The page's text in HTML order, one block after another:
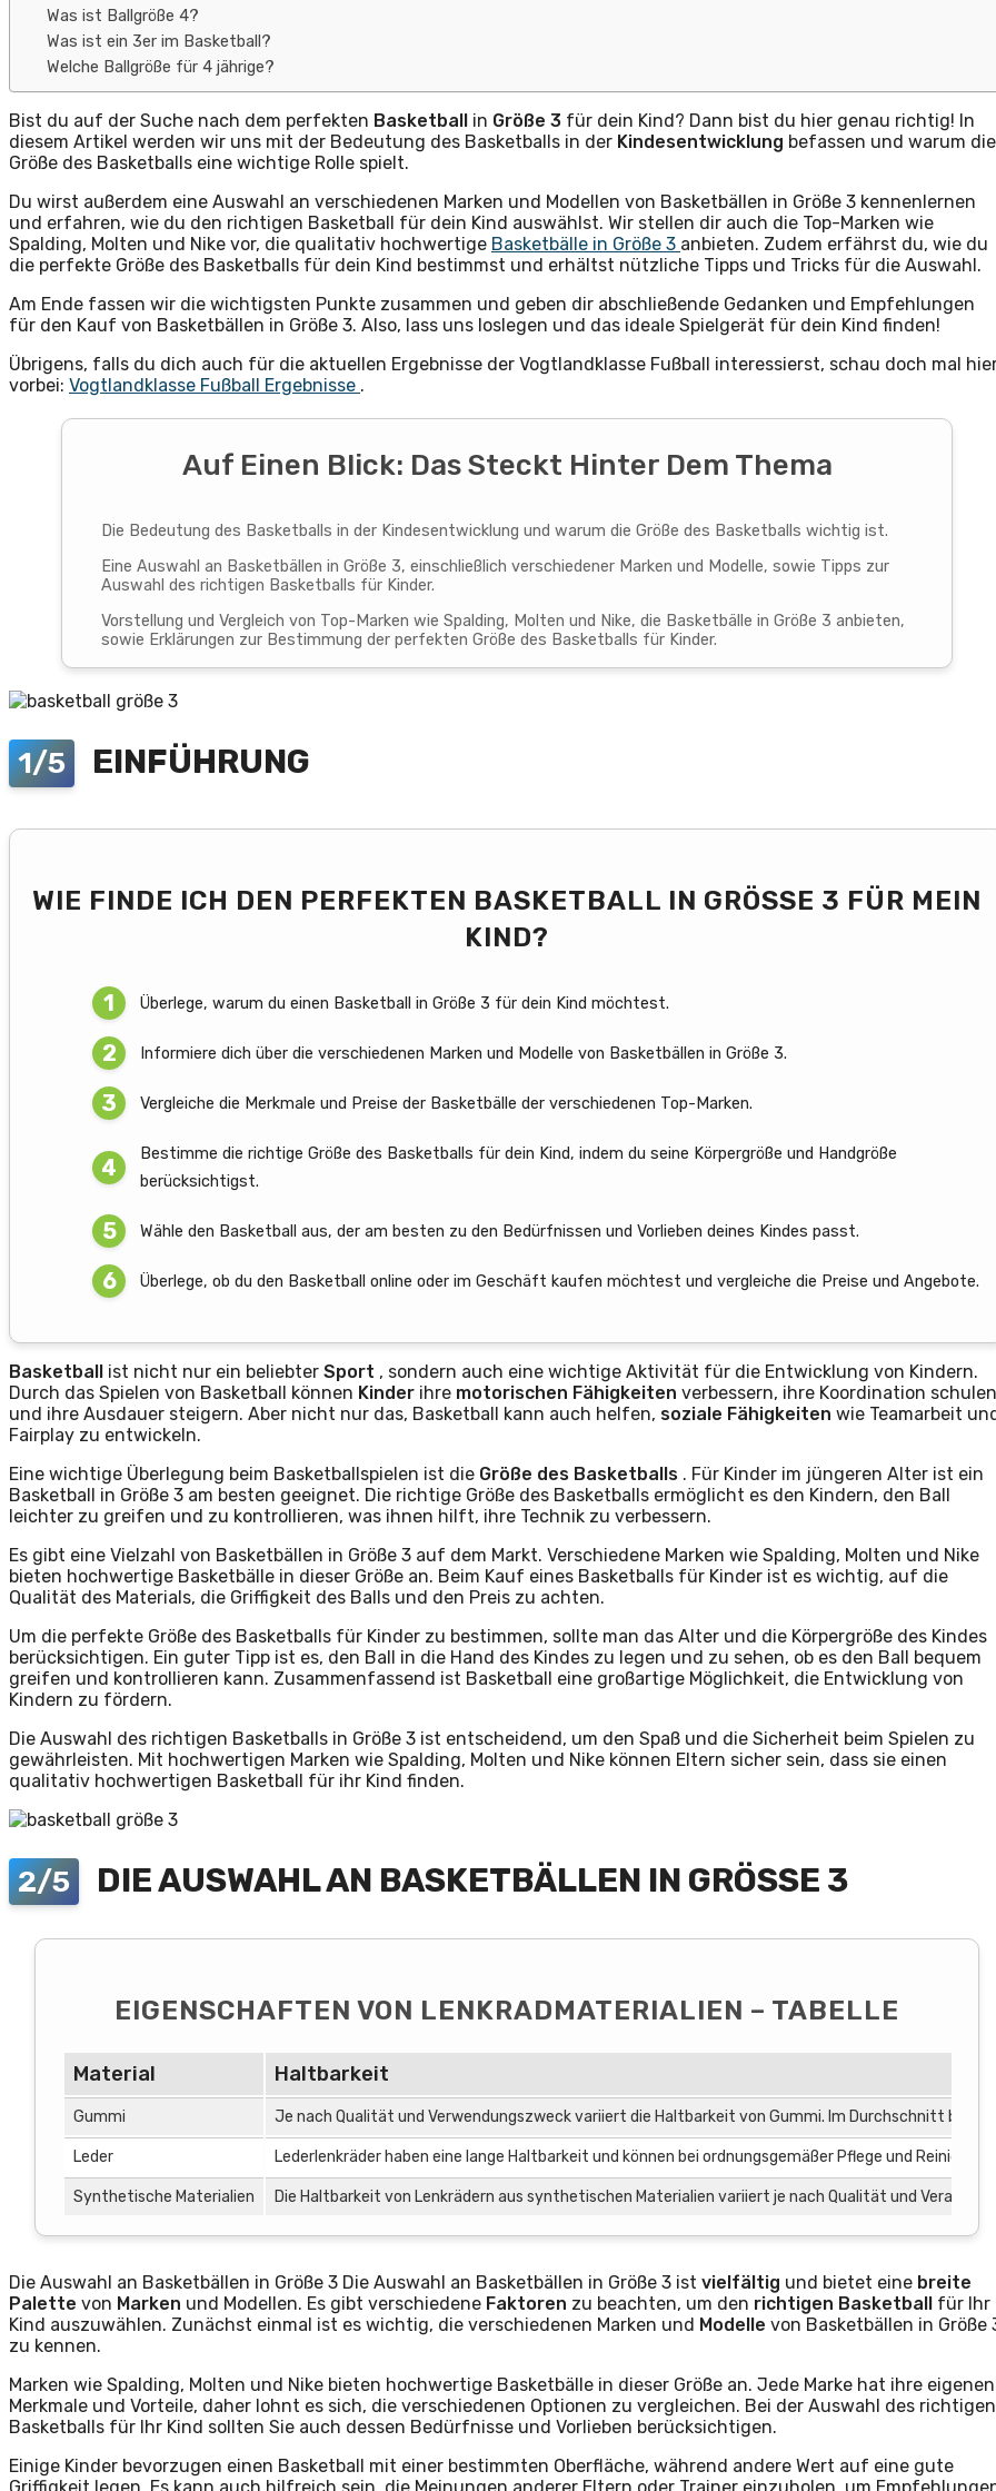
Was ist Ballgröße 4?
Was ist ein 3er im Basketball?
Welche Ballgröße für 4 jährige?
Bist du auf der Suche nach dem perfekten Basketball in Größe 3 für dein Kind? Dann bist du hier genau richtig! In
diesem Artikel werden wir uns mit der Bedeutung des Basketballs in der Kindesentwicklung befassen und warum die
Größe des Basketballs eine wichtige Rolle spielt.
Du wirst außerdem eine Auswahl an verschiedenen Marken und Modellen von Basketbällen in Größe 3 kennenlernen
und erfahren, wie du den richtigen Basketball für dein Kind auswählst. Wir stellen dir auch die Top-Marken wie
Spalding, Molten und Nike vor, die qualitativ hochwertige Basketbälle in Größe 3 anbieten. Zudem erfährst du, wie du
die perfekte Größe des Basketballs für dein Kind bestimmst und erhältst nützliche Tipps und Tricks für die Auswahl.
Am Ende fassen wir die wichtigsten Punkte zusammen und geben dir abschließende Gedanken und Empfehlungen
für den Kauf von Basketbällen in Größe 3. Also, lass uns loslegen und das ideale Spielgerät für dein Kind finden!
Übrigens, falls du dich auch für die aktuellen Ergebnisse der Vogtlandklasse Fußball interessierst, schau doch mal
vorbei: Vogtlandklasse Fußball Ergebnisse .
Auf Einen Blick: Das Steckt Hinter Dem Thema
Die Bedeutung des Basketballs in der Kindesentwicklung und warum die Größe des Basketballs wichtig ist.
Eine Auswahl an Basketbällen in Größe 3, einschließlich verschiedener Marken und Modelle, sowie Tipps zur
Auswahl des richtigen Basketballs für Kinder.
Vorstellung und Vergleich von Top-Marken wie Spalding, Molten und Nike, die Basketbälle in Größe 3 anbieten,
sowie Erklärungen zur Bestimmung der perfekten Größe des Basketballs für Kinder.
1/5 EINFÜHRUNG
WIE FINDE ICH DEN PERFEKTEN BASKETBALL IN GRÖSSE 3 FÜR MEIN K
IND?
Überlege, warum du einen Basketball in Größe 3 für dein Kind möchtest.
Informiere dich über die verschiedenen Marken und Modelle von Basketbällen in Größe 3.
Vergleiche die Merkmale und Preise der Basketbälle der verschiedenen Top-Marken.
Bestimme die richtige Größe des Basketballs für dein Kind, indem du seine Körpergröße und Handgröße
berücksichtigst.
Wähle den Basketball aus, der am besten zu den Bedürfnissen und Vorlieben deines Kindes passt.
Überlege, ob du den Basketball online oder im Geschäft kaufen möchtest und vergleiche die Preise und Angebote.
Basketball ist nicht nur ein beliebter Sport , sondern auch eine wichtige Aktivität für die Entwicklung von Kindern.
Durch das Spielen von Basketball können Kinder ihre motorischen Fähigkeiten verbessern, ihre Koordination schulen
und ihre Ausdauer steigern. Aber nicht nur das, Basketball kann auch helfen, soziale Fähigkeiten wie Teamarbeit
Fairplay zu entwickeln.
Eine wichtige Überlegung beim Basketballspielen ist die Größe des Basketballs . Für Kinder im jüngeren Alter ist ein
Basketball in Größe 3 am besten geeignet. Die richtige Größe des Basketballs ermöglicht es den Kindern, den Ball
leichter zu greifen und zu kontrollieren, was ihnen hilft, ihre Technik zu verbessern.
Es gibt eine Vielzahl von Basketbällen in Größe 3 auf dem Markt. Verschiedene Marken wie Spalding, Molten und Nike
bieten hochwertige Basketbälle in dieser Größe an. Beim Kauf eines Basketballs für Kinder ist es wichtig, auf die
Qualität des Materials, die Griffigkeit des Balls und den Preis zu achten.
Um die perfekte Größe des Basketballs für Kinder zu bestimmen, sollte man das Alter und die Körpergröße des Kindes
berücksichtigen. Ein guter Tipp ist es, den Ball in die Hand des Kindes zu legen und zu sehen, ob es den Ball bequem
greifen und kontrollieren kann. Zusammenfassend ist Basketball eine großartige Möglichkeit, die Entwicklung von
Kindern zu fördern.
Die Auswahl des richtigen Basketballs in Größe 3 ist entscheidend, um den Spaß und die Sicherheit beim Spielen zu
gewährleisten. Mit hochwertigen Marken wie Spalding, Molten und Nike können Eltern sicher sein, dass sie einen
qualitativ hochwertigen Basketball für ihr Kind finden.
2/5 DIE AUSWAHL AN BASKETBÄLLEN IN GRÖSSE 3
EIGENSCHAFTEN VON LENKRADMATERIALIEN – TABELLE
Material Haltbarkeit
Gummi Je nach Qualität und Verwendungszweck variiert die Haltbarkeit von Gummi. Im Durchschnitt
Leder Lederlenkräder haben eine lange Haltbarkeit und können bei ordnungsgemäßer Pflege und Reinigung
Synthetische Materialien Die Haltbarkeit von Lenkrädern aus synthetischen Materialien variiert je nach Qualität und
Die Auswahl an Basketbällen in Größe 3 Die Auswahl an Basketbällen in Größe 3 ist vielfältig und bietet eine breite
Palette von Marken und Modellen. Es gibt verschiedene Faktoren zu beachten, um den richtigen Basketball für Ihr
Kind auszuwählen. Zunächst einmal ist es wichtig, die verschiedenen Marken und Modelle von Basketbällen in Größe
zu kennen.
Marken wie Spalding, Molten und Nike bieten hochwertige Basketbälle in dieser Größe an. Jede Marke hat ihre eigenen
Merkmale und Vorteile, daher lohnt es sich, die verschiedenen Optionen zu vergleichen. Bei der Auswahl des richtigen
Basketballs für Ihr Kind sollten Sie auch dessen Bedürfnisse und Vorlieben berücksichtigen.
Einige Kinder bevorzugen einen Basketball mit einer bestimmten Oberfläche, während andere Wert auf eine gute